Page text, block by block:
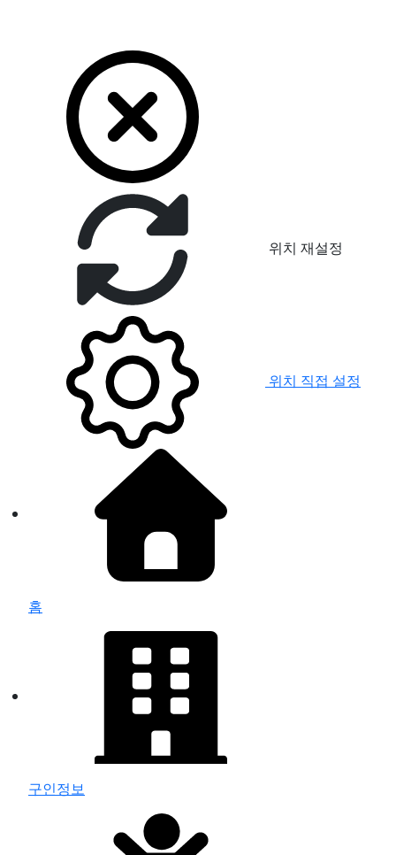
위치 재설정
위치 직접 설정
홈
구인정보